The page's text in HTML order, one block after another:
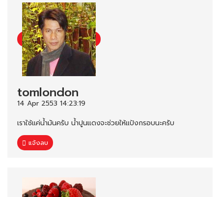
tomlondon
14 Apr 2553 14:23:19
เราใช้แค่น้ำมันครับ น้ำปูนแดงจะช่วยให้แป้งกรอบนะครับ
แจ้งลบ